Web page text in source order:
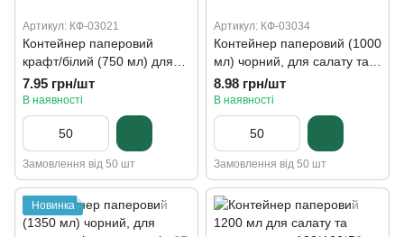
Артикул: КФ-03021
Контейнер паперовий
крафт/білий (750 мл) для
салату та інших страв
d=145, h=67 мм
7.95 грн/шт
В наявності
Замовлення від 50 шт
Артикул: КФ-03034
Контейнер паперовий (1000
мл) чорний, для салату та
інших страв, h=50 мм,
d=187 мм
8.98 грн/шт
В наявності
Замовлення від 50 шт
Новинка